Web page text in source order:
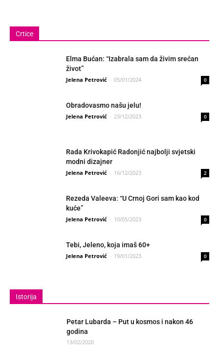
Crtice
Elma Bućan: “Izabrala sam da živim srećan
život”
Jelena Petrović - 05/01/2024 0
Obradovasmo našu jelu!
Jelena Petrović - 23/12/2023 0
Rada Krivokapić Radonjić najbolji svjetski
modni dizajner
Jelena Petrović - 16/12/2023 2
Rezeda Valeeva: “U Crnoj Gori sam kao kod
kuće”
Jelena Petrović - 10/05/2023 0
Tebi, Jeleno, koja imaš 60+
Jelena Petrović - 19/01/2023 0
Istorija
Petar Lubarda – Put u kosmos i nakon 46
godina
13/02/2020